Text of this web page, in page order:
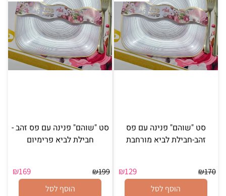
סט "שוהם" פנינה עם פס
זהב-חבילת לביא מורחבת
₪170
₪129
הוסף לסל
סט "שוהם" פנינה עם פס זהב -
חבילת לביא פרימיום
₪199
₪169
הוסף לסל